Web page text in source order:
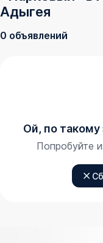
Адыгея
0 объявлений
Ой, по такому
Попробуйте